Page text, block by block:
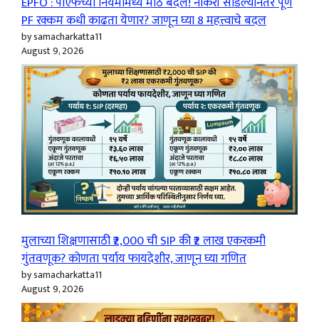
PF रक्कम कधी काढता येणार? जाणून घ्या 8 महत्त्वाचे बदल
by samacharkatta11
August 9, 2026
मुलाच्या शिक्षणासाठी ₹2,000 ची SIP की ₹2 लाख एकरकमी
गुंतवणूक? कोणता पर्याय फायदेशीर, जाणून घ्या गणित
by samacharkatta11
August 9, 2026